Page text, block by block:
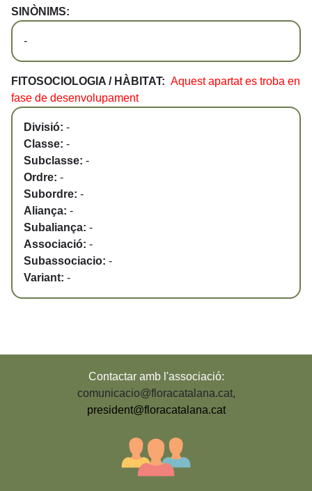
SINÒNIMS:
-
FITOSOCIOLOGIA / HÀBITAT: Aquest apartat es troba en
fase de desenvolupament
Divisió: -
Classe: -
Subclasse: -
Ordre: -
Subordre: -
Aliança: -
Subaliança: -
Associació: -
Subassociacio: -
Variant: -
Contactar amb l'associació:
comunicacio@floracatalana.cat,
president@floracatalana.cat